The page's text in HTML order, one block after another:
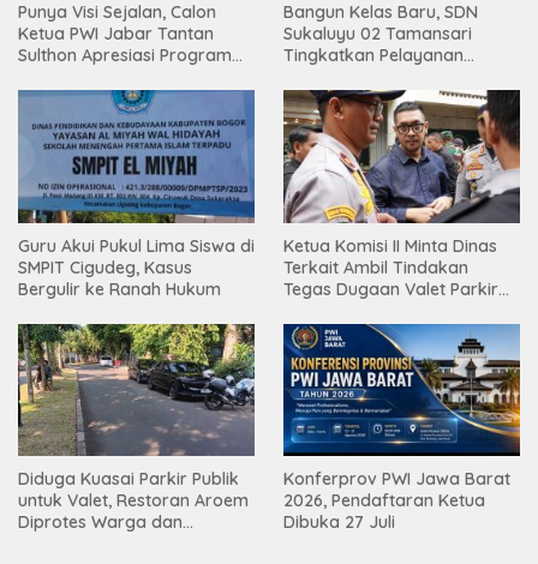
Punya Visi Sejalan, Calon
Ketua PWI Jabar Tantan
Sulthon Apresiasi Program
Bangun Kelas Baru, SDN
Sukaluyu 02 Tamansari
Tingkatkan Pelayanan
Guru Akui Pukul Lima Siswa di
SMPIT Cigudeg, Kasus
Bergulir ke Ranah Hukum
Ketua Komisi II Minta Dinas
Terkait Ambil Tindakan
Tegas Dugaan Valet Parkir
Jalan Publik
Diduga Kuasai Parkir Publik
untuk Valet, Restoran Aroem
Diprotes Warga dan
Konferprov PWI Jawa Barat
2026, Pendaftaran Ketua
Dibuka 27 Juli